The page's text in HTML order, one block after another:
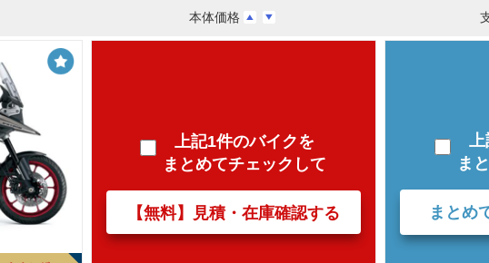
本体価格
上記1件のバイクを
まとめてチェックして
【無料】見積・在庫確認する
ま
まとめ